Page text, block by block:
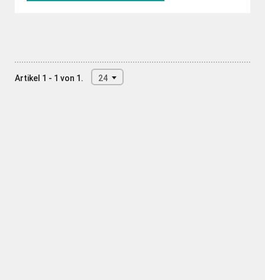
Artikel 1 - 1 von 1. 24